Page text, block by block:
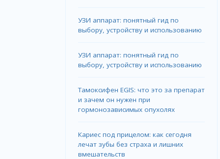
УЗИ аппарат: понятный гид по
выбору, устройству и использованию
УЗИ аппарат: понятный гид по
выбору, устройству и использованию
Тамоксифен EGIS: что это за препарат
и зачем он нужен при
гормонозависимых опухолях
Кариес под прицелом: как сегодня
лечат зубы без страха и лишних
вмешательств